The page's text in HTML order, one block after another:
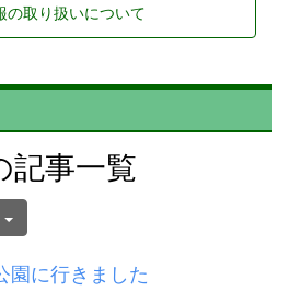
の取り扱いについて
記事一覧
園に行きました